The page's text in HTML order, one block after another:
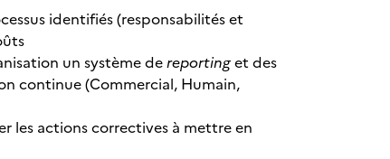
identifiés (responsabilités et
un système dereportinget des
continue (Commercial, Humain,
les actions correctives à mettre en